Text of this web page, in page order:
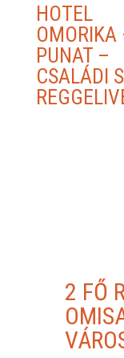
HOTEL
OMORIKA
PUNAT –
CSALÁDI
2 FŐ